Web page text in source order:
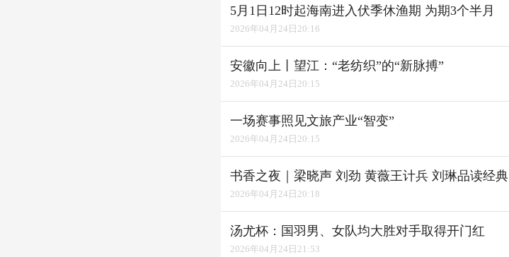
5月1日12时起海南进入伏季休渔期 为期3个半月
2026年04月24日20:16
安徽向上丨望江：“老纺织”的“新脉搏”
2026年04月24日20:15
一场赛事照见文旅产业“智变”
2026年04月24日20:15
书香之夜｜梁晓声 刘劲 黄薇王计兵 刘琳品读经典
2026年04月24日20:18
汤尤杯：国羽男、女队均大胜对手取得开门红
2026年04月24日21:53